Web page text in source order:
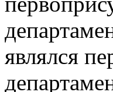
являлся